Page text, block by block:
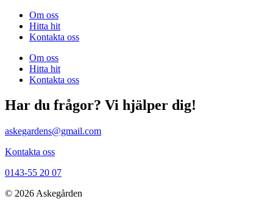
Om oss
Hitta hit
Kontakta oss
Om oss
Hitta hit
Kontakta oss
Har du frågor? Vi hjälper dig!
askegardens@gmail.com
Kontakta oss
0143-55 20 07
© 2026 Askegården